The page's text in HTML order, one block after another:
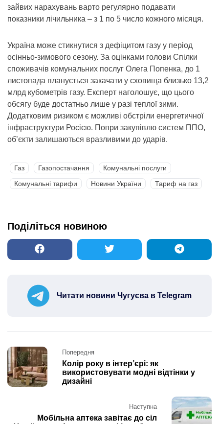
зайвих нарахувань варто регулярно подавати
показники лічильника – з 1 по 5 число кожного місяця.
Україна може стикнутися з дефіцитом газу у період
осінньо-зимового сезону. За оцінками голови Спілки
споживачів комунальних послуг Олега Попенка, до 1
листопада планується закачати у сховища близько 13,2
млрд кубометрів газу. Експерт наголошує, що цього
обсягу буде достатньо лише у разі теплої зими.
Додатковим ризиком є можливі обстріли енергетичної
інфраструктури Росією. Попри закупівлю систем ППО,
об’єкти залишаються вразливими до ударів.
Газ Газопостачання
Комунальні послуги
Комунальні тарифи
Новини України Тариф на газ
Поділіться новиною
Читати новини Чугуєва в Telegram
Post
navigation
Попередня
Колір року в інтер’єрі: як
використовувати модні відтінки у
дизайні
Наступна
Мобільна аптека завітає до сіл